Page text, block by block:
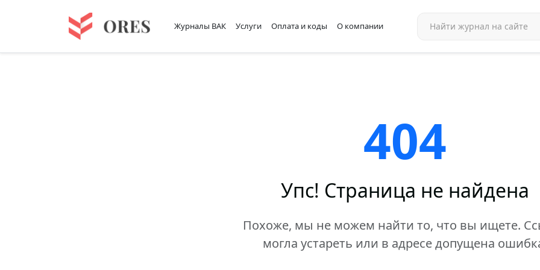
Журналы ВАК Услуги Оплата и коды О компании
404
Упс! Страница не найдена
Похоже, мы не можем найти то, что вы ищете.
могла устареть или в адресе допущена